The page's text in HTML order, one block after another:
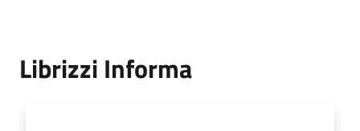
Librizzi Informa